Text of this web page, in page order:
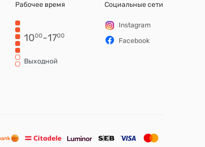
Рабочее время
1000-1700
Выходной
Социальные сети
Instagram
Facebook